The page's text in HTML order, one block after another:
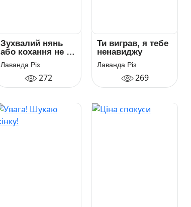
Зухвалий нянь
або кохання не за
планом
Лаванда Різ
272
Ти виграв, я тебе
ненавиджу
Лаванда Різ
269